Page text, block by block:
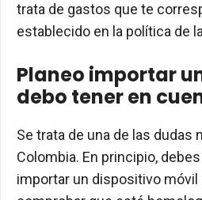
trata de gastos que te
establecido en la política de
Planeo importar
debo tener en
Se trata de una de las dudas
Colombia. En principio,
importar un dispositivo móvil